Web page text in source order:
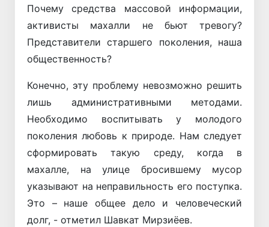
Почему средства массовой информации,
активисты махалли не бьют тревогу?
Представители старшего поколения, наша
общественность?
Конечно, эту проблему невозможно решить
лишь административными методами.
Необходимо воспитывать у молодого
поколения любовь к природе. Нам следует
сформировать такую среду, когда в
махалле, на улице бросившему мусор
указывают на неправильность его поступка.
Это – наше общее дело и человеческий
долг, - отметил Шавкат Мирзиёев.